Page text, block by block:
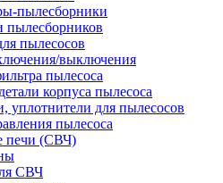
пылесборники
пылесборников
пылесосов
выключения
пылесоса
корпуса пылесоса
уплотнители для пылесосов
пылесоса
печи (СВЧ)
СВЧ